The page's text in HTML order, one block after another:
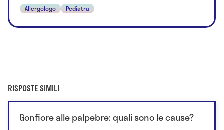
Allergologo Pediatra
RISPOSTE SIMILI
Gonfiore alle palpebre: quali sono le cause?